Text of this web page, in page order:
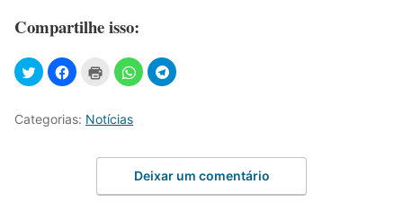
Compartilhe isso:
Categorias: Notícias
Deixar um comentário